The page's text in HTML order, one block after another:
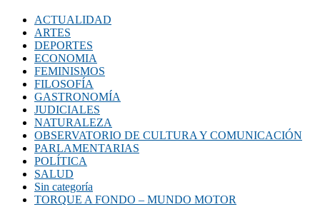
ACTUALIDAD
ARTES
DEPORTES
ECONOMIA
FEMINISMOS
FILOSOFÍA
GASTRONOMÍA
JUDICIALES
NATURALEZA
OBSERVATORIO DE CULTURA Y COMUNICACIÓN
PARLAMENTARIAS
POLÍTICA
SALUD
Sin categoría
TORQUE A FONDO – MUNDO MOTOR